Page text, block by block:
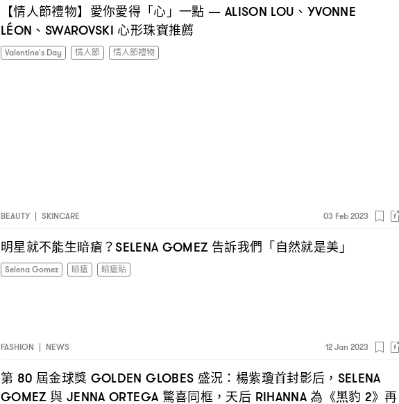
【情人節禮物】愛你愛得「心」一點 — ALISON LOU 、 YVONNE
LÉON 、 SWAROVSKI 心形珠寶推薦
Valentine's Day 情人節 情人節禮物
BEAUTY | SKINCARE 03 Feb 2023
明星就不能生暗瘡？SELENA GOMEZ 告訴我們「自然就是美」
Selena Gomez 暗瘡 暗瘡貼
FASHION | NEWS 12 Jan 2023
第 80 屆金球獎 GOLDEN GLOBES 盛況 ： 楊紫瓊首封影后 ，SELENA
GOMEZ與 JENNA ORTEGA 驚喜同框 ， 天后 RIHANNA為《黑豹 2》再